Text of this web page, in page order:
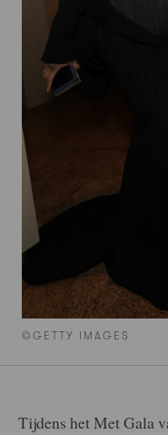
©GETTY IMAGES
Tijdens het Met Gala